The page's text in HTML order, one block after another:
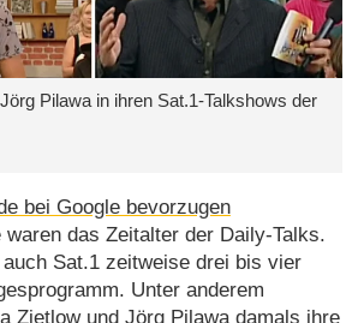
Pilawa in ihren Sat.1-Talkshows der
bei Google bevorzugen
waren das Zeitalter der Daily-Talks.
auch Sat.1 zeitweise drei bis vier
Unter anderem
Zietlowund Jörg Pilawadamals ihre